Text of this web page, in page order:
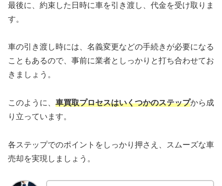
最後に、約束した日時に車を引き渡し、代金を受け取りま
す。
車の引き渡し時には、名義変更などの手続きが必要になる
こともあるので、事前に業者としっかりと打ち合わせてお
きましょう。
このように、 車買取プロセスはいくつかのステップから成
り立っています。
各ステップでのポイントをしっかり押さえ、スムーズな車
売却を実現しましょう。